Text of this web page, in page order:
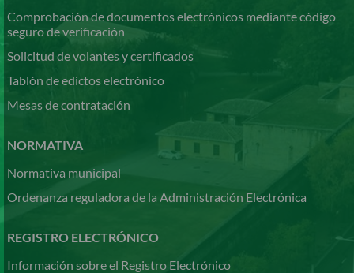
Comprobación de documentos electrónicos mediante código
seguro de verificación
Solicitud de volantes y certificados
Tablón de edictos electrónico
Mesas de contratación
NORMATIVA
Normativa municipal
Ordenanza reguladora de la Administración Electrónica
REGISTRO ELECTRÓNICO
Información sobre el Registro Electrónico